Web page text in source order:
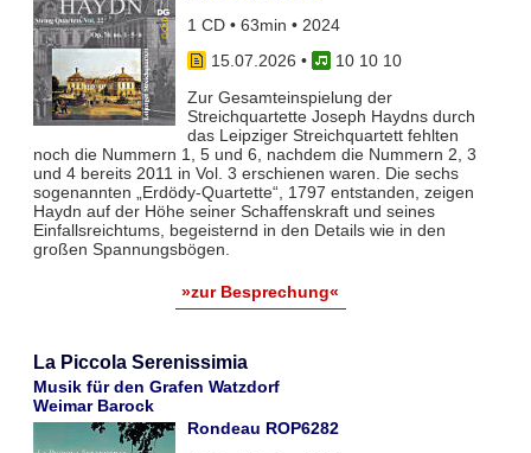
1 CD • 63min • 2024
15.07.2026 •
10 10 10
Zur Gesamteinspielung der
Streichquartette Joseph Haydns durch
das Leipziger Streichquartett fehlten
noch die Nummern 1, 5 und 6, nachdem die Nummern 2, 3
und 4 bereits 2011 in Vol. 3 erschienen waren. Die sechs
sogenannten „Erdödy-Quartette“, 1797 entstanden, zeigen
Haydn auf der Höhe seiner Schaffenskraft und seines
Einfallsreichtums, begeisternd in den Details wie in den
großen Spannungsbögen.
»zur Besprechung«
La Piccola Serenissimia
Musik für den Grafen Watzdorf
Weimar Barock
Rondeau ROP6282